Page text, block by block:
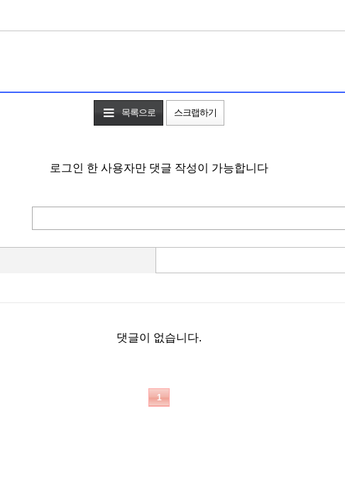
목록으로 스크랩하기
로그인 한 사용자만 댓글 작성이 가능합니다
댓글이 없습니다.
1